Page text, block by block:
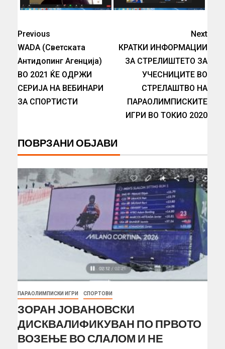
Previous
WADA (Светската
Антидопинг Агенција)
ВО 2021 ЌЕ ОДРЖИ
СЕРИЈА НА ВЕБИНАРИ
ЗА СПОРТИСТИ
Next
КРАТКИ ИНФОРМАЦИИ
ЗА СТРЕЛИШТЕТО ЗА
УЧЕСНИЦИТЕ ВО
СТРЕЛАШТВО НА
ПАРАОЛИМПИСКИТЕ
ИГРИ ВО ТОКИО 2020
ПОВРЗАНИ ОБЈАВИ
ПАРАОЛИМПИСКИ ИГРИ СПОРТОВИ
ЗОРАН ЈОВАНОВСКИ
ДИСКВАЛИФИКУВАН ПО ПРВОТО
ВОЗЕЊЕ ВО СЛАЛОМ И НЕ